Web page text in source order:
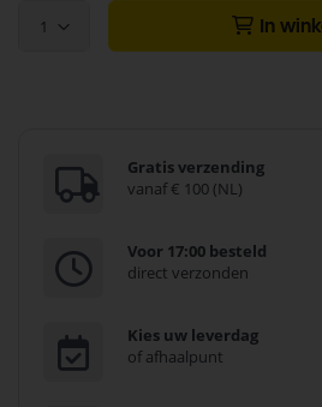
1 In
Gratis verzending
vanaf € 100 (NL)
Voor 17:00 besteld
direct verzonden
Kies uw leverdag
of afhaalpunt